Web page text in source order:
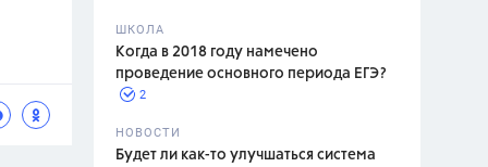
ШКОЛА
Когда в 2018 году намечено
проведение основного периода ЕГЭ?
2
НОВОСТИ
Будет ли как-то улучшаться система